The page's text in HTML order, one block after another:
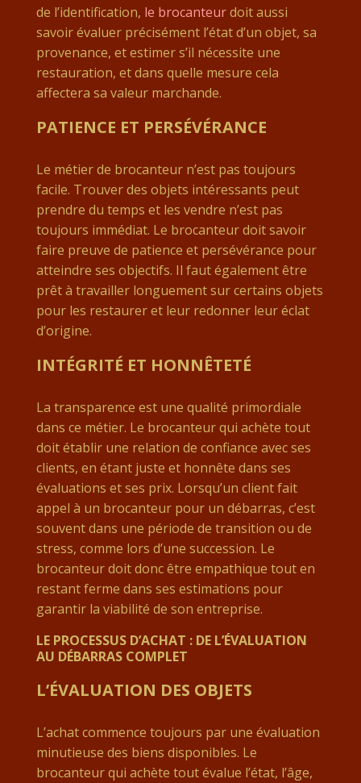
de l’identification, le brocanteurdoit aussi
savoir évaluer précisément l’état d’un objet, sa
provenance, et estimer s’il nécessite une
restauration, et dans quelle mesure cela
affectera sa valeur marchande.
PATIENCE ET PERSÉVÉRANCE
Le métier de brocanteur n’est pas toujours
facile. Trouver des objets intéressants peut
prendre du temps et les vendre n’est pas
toujours immédiat. Le brocanteur doit savoir
faire preuve de patience et persévérance pour
atteindre ses objectifs. Il faut également être
prêt à travailler longuement sur certains objets
pour les restaurer et leur redonner leur éclat
d’origine.
INTÉGRITÉ ET HONNÊTETÉ
La transparence est une qualité primordiale
dans ce métier. Le brocanteur qui achète tout
doit établir une relation de confiance avec ses
clients, en étant juste et honnête dans ses
évaluations et ses prix. Lorsqu’un client fait
appel à un brocanteur pour un débarras, c’est
souvent dans une période de transition ou de
stress, comme lors d’une succession. Le
brocanteur doit donc être empathique tout en
restant ferme dans ses estimations pour
garantir la viabilité de son entreprise.
LE PROCESSUS D’ACHAT : DE L’ÉVALUATION
AU DÉBARRAS COMPLET
L’ÉVALUATION DES OBJETS
L’achat commence toujours par une évaluation
minutieuse des biens disponibles. Le
brocanteur qui achète tout évalue l’état, l’âge,